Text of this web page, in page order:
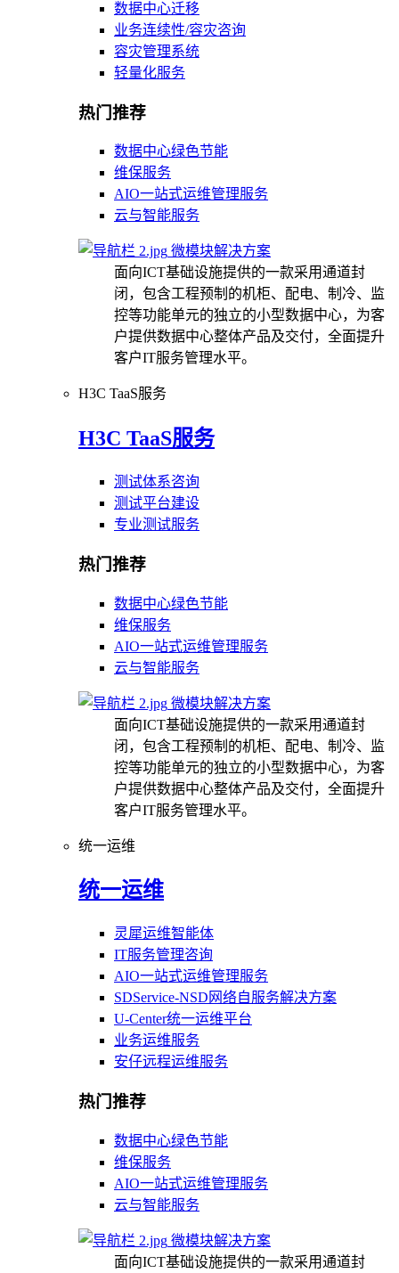
数据中心迁移
业务连续性/容灾咨询
容灾管理系统
轻量化服务
热门推荐
数据中心绿色节能
维保服务
AIO一站式运维管理服务
云与智能服务
微模块解决方案
面向ICT基础设施提供的一款采用通道封
闭，包含工程预制的机柜、配电、制冷、监
控等功能单元的独立的小型数据中心，为客
户提供数据中心整体产品及交付，全面提升
客户IT服务管理水平。
H3C TaaS服务
H3C TaaS服务
测试体系咨询
测试平台建设
专业测试服务
热门推荐
数据中心绿色节能
维保服务
AIO一站式运维管理服务
云与智能服务
微模块解决方案
面向ICT基础设施提供的一款采用通道封
闭，包含工程预制的机柜、配电、制冷、监
控等功能单元的独立的小型数据中心，为客
户提供数据中心整体产品及交付，全面提升
客户IT服务管理水平。
统一运维
统一运维
灵犀运维智能体
IT服务管理咨询
AIO一站式运维管理服务
SDService-NSD网络自服务解决方案
U-Center统一运维平台
业务运维服务
安仔远程运维服务
热门推荐
数据中心绿色节能
维保服务
AIO一站式运维管理服务
云与智能服务
微模块解决方案
面向ICT基础设施提供的一款采用通道封